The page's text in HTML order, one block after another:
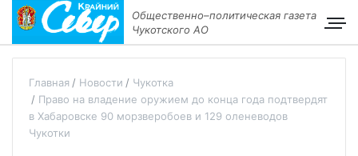
Общественно–политическая газета
Чукотского АО
Главная Новости
Чукотка
Право на владение оружием до конца года подтвердят
в Хабаровске 90 морзверобоев и 129 оленеводов
Чукотки